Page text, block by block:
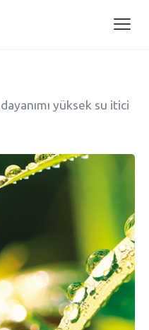
yüksek su itici